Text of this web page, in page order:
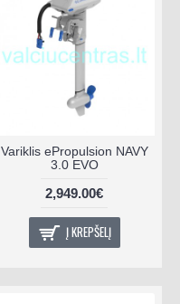
Variklis ePropulsion NAVY
3.0 EVO
2,949.00€
Į KREPŠELĮ